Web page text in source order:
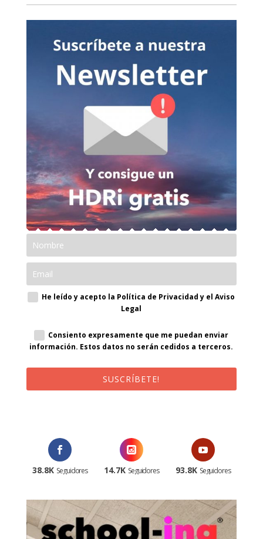
He leído y acepto la Política de Privacidad y el Aviso
Legal
Consiento expresamente que me puedan enviar
información. Estos datos no serán cedidos a terceros.
SUSCRÍBETE!
38.8K Seguidores 14.7K Seguidores 93.8K Seguidores